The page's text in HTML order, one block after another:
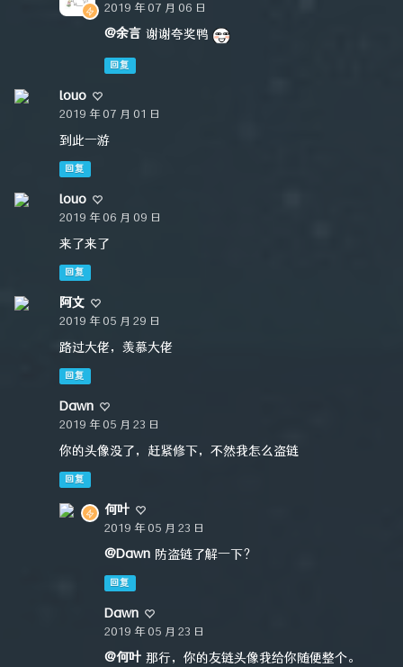
2019 年 07 月 06 日
@余言 谢谢夸奖鸭
回复
louo
2019 年 07 月 01 日
到此一游
回复
louo
2019 年 06 月 09 日
来了来了
回复
阿文
2019 年 05 月 29 日
路过大佬，羡慕大佬
回复
Dawn
2019 年 05 月 23 日
你的头像没了，赶紧修下，不然我怎么盗链
回复
何叶
2019 年 05 月 23 日
@Dawn 防盗链了解一下？
回复
Dawn
2019 年 05 月 23 日
@何叶 那行，你的友链头像我给你随便整个。